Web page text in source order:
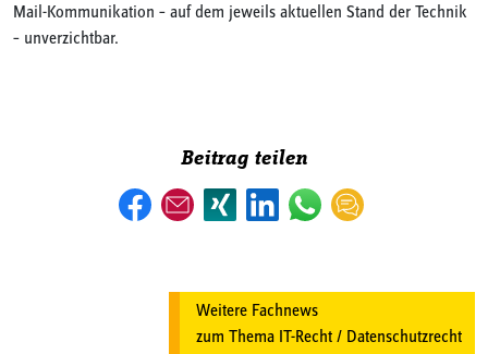
Mail-Kommunikation – auf dem jeweils aktuellen Stand der Technik
– unverzichtbar.
Beitrag teilen
Weitere Fachnews
zum Thema IT-Recht / Datenschutzrecht